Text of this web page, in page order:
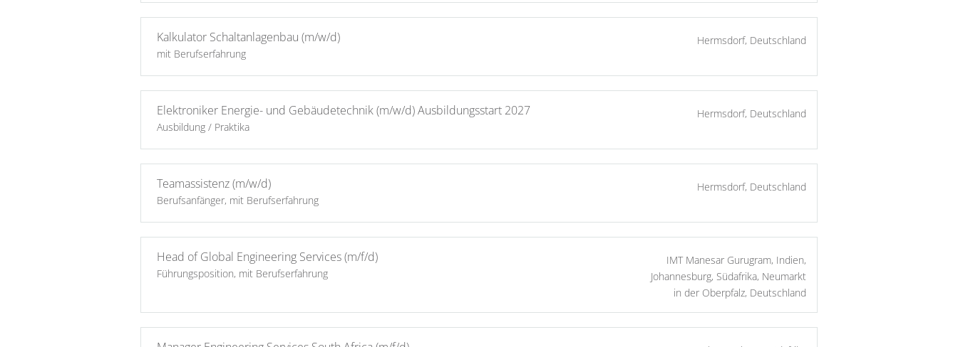
Kalkulator Schaltanlagenbau (m/w/d)
mit Berufserfahrung
Hermsdorf, Deutschland
Elektroniker Energie- und Gebäudetechnik (m/w/d) Ausbildungsstart 2027
Ausbildung / Praktika
Hermsdorf, Deutschland
Teamassistenz (m/w/d)
Berufsanfänger, mit Berufserfahrung
Hermsdorf, Deutschland
Head of Global Engineering Services (m/f/d)
Führungsposition, mit Berufserfahrung
IMT Manesar Gurugram, Indien,
Johannesburg, Südafrika, Neumarkt
in der Oberpfalz, Deutschland